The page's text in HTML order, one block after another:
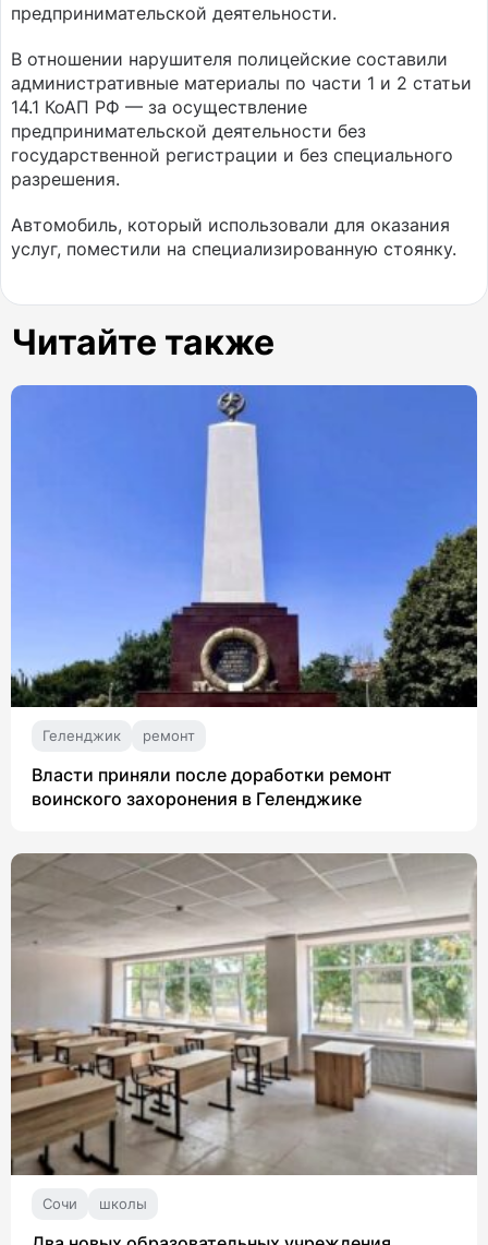
предпринимательской деятельности.
В отношении нарушителя полицейские составили
административные материалы по части 1 и 2 статьи
14.1 КоАП РФ — за осуществление
предпринимательской деятельности без
государственной регистрации и без специального
разрешения.
Автомобиль, который использовали для оказания
услуг, поместили на специализированную стоянку.
Читайте также
Геленджик ремонт
Власти приняли после доработки ремонт
воинского захоронения в Геленджике
Сочи школы